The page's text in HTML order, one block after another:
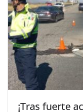
¡Tras fuerte